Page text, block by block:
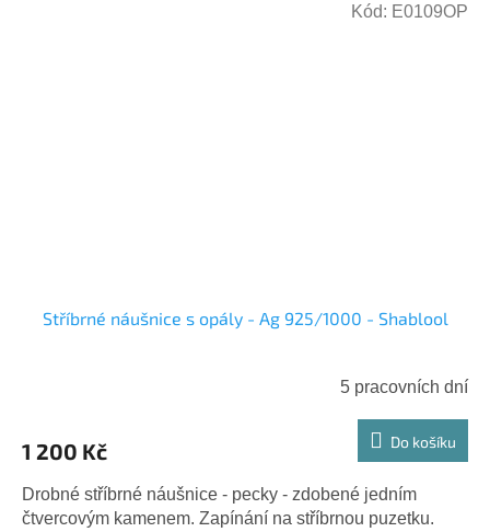
Stříbrné náušnice s opály - Ag 925/1000 - Shablool
5 pracovních dní
1 200 Kč Do košíku
Drobné stříbrné náušnice - pecky - zdobené jedním
čtvercovým kamenem. Zapínání na stříbrnou puzetku.
Kód: E0109OP